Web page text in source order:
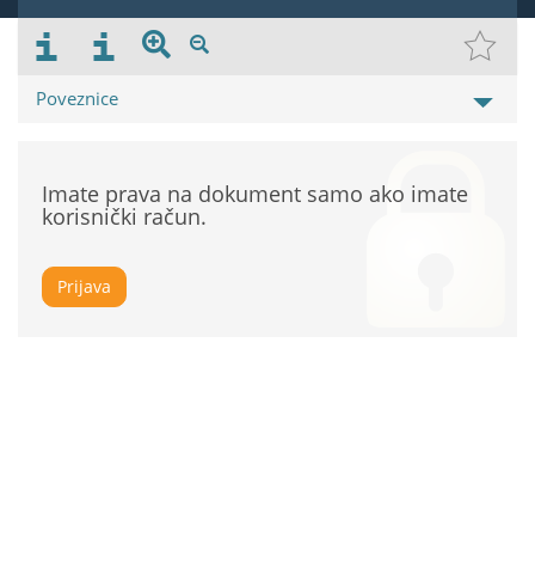
Poveznice
Imate prava na dokument samo ako imate
korisnički račun.
Prijava